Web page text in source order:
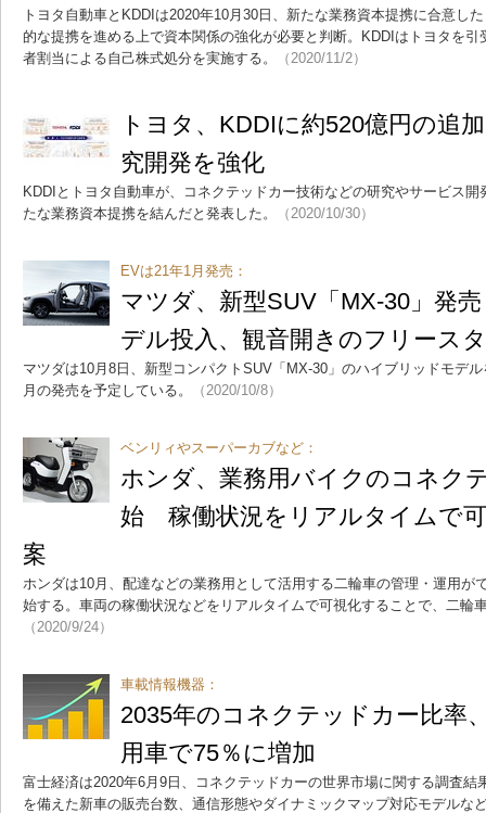
トヨタ自動車とKDDIは2020年10月30日、新たな業務資本提携に合意し
的な提携を進める上で資本関係の強化が必要と判断。KDDIはトヨタを
者割当による自己株式処分を実施する。
（2020/11/2）
トヨタ、KDDIに約520億円の追
究開発を強化
KDDIとトヨタ自動車が、コネクテッドカー技術などの研究やサービス
たな業務資本提携を結んだと発表した。
（2020/10/30）
EVは21年1月発売：
マツダ、新型SUV「MX-30」発
デル投入、観音開きのフリース
マツダは10月8日、新型コンパクトSUV「MX-30」のハイブリッドモデ
月の発売を予定している。
（2020/10/8）
ベンリィやスーパーカブなど：
ホンダ、業務用バイクのコネク
始 稼働状況をリアルタイムで
案
ホンダは10月、配達などの業務用として活用する二輪車の管理・運用が
始する。車両の稼働状況などをリアルタイムで可視化することで、二輪
（2020/9/24）
車載情報機器：
2035年のコネクテッドカー比率
用車で75％に増加
富士経済は2020年6月9日、コネクテッドカーの世界市場に関する調査結
を備えた新車の販売台数、通信形態やダイナミックマップ対応モデルな